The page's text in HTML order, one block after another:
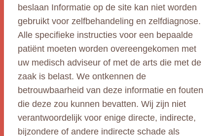
beslaan Informatie op de site kan niet worden
gebruikt voor zelfbehandeling en zelfdiagnose.
Alle specifieke instructies voor een bepaalde
patiënt moeten worden overeengekomen met
uw medisch adviseur of met de arts die met de
zaak is belast. We ontkennen de
betrouwbaarheid van deze informatie en fouten
die deze zou kunnen bevatten. Wij zijn niet
verantwoordelijk voor enige directe, indirecte,
bijzondere of andere indirecte schade als